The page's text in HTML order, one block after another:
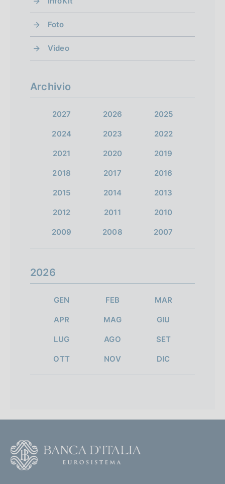
Foto
Video
Archivio
2027 2026 2025
2024 2023 2022
2021 2020 2019
2018 2017 2016
2015 2014 2013
2012 2011 2010
2009 2008 2007
2026
GEN FEB MAR
APR MAG GIU
LUG AGO SET
OTT NOV DIC